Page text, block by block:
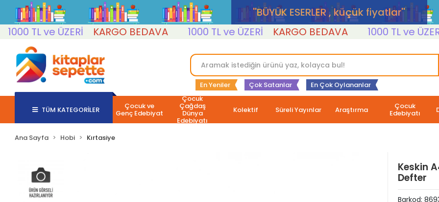
''BÜYÜK ESERLER , küçük fiyatlar''
TL ve ÜZERİ
KARGO BEDAVA 1000 TL ve ÜZERİ KARGO BEDAVA 1000 TL ve ÜZERİ
En Yeniler Çok Satanlar En Çok Oylananlar
TÜM KATEGORİLER Çocuk ve
Genç Edebiyat
Çocuk
Çağdaş
Dünya
Edebiyatı
Kolektif Süreli Yayınlar Araştırma Çocuk
Edebiyatı
Ana Sayfa Hobi Kırtasiye
Keskin
Defter
Barkod: